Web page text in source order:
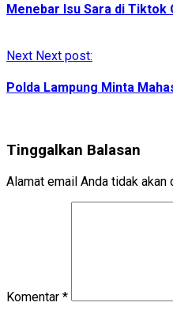
Menebar Isu Sara di Tiktok
Next Next post:
Polda Lampung Minta
Tinggalkan Balasan
Alamat email Anda tidak akan
Komentar *